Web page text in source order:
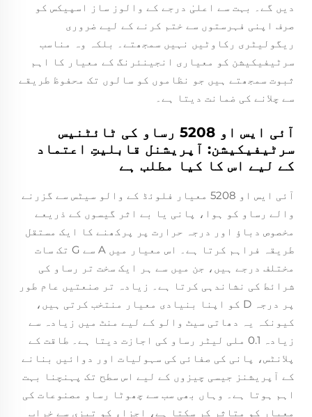
دیں گے۔ بہت سے اعلیٰ درجے کے والوز ساز اسپیکس کو
صرف اپنی فہرستوں سے ختم کرنے کے لیے ضروری
ریگولیٹری رکاوٹیں نہیں سمجھتے۔ بلکہ وہ مناسب
سرٹیفیکیشن کو معیاری انجینئرنگ کے معیار کا اہم
ثبوت سمجھتے ہیں جو نظاموں کو سالوں تک محفوظ طریقے
سے چلانے کی ضمانت دیتا ہے۔
آئی ایس او 5208 رساو کی ٹائٹنیس
سرٹیفیکیشن: آپریشنل قابلیتِ اعتماد
کے لیے اس کا کیا مطلب ہے
آئی ایس او 5208 معیار فلوئڈ کے والو سیٹس سے گزرنے
والے رساو کو ہوا، پانی یا بے اثر گیسوں کے ذریعے
مخصوص دباؤ اور درجہ حرارت پر پرکھنے کا ایک مستقل
طریقہ فراہم کرتا ہے۔ اس معیار میں A سے G تک سات
مختلف درجے ہیں، جن میں سے ہر ایک سخت تر رساو کی
شرائط کی نشاندہی کرتا ہے۔ زیادہ تر صنعتیں عام طور
پر درجہ D کو اپنا بنیادی معیار منتخب کرتی ہیں،
کیونکہ یہ دھاتی سیٹ والو کے لیے منٹ میں زیادہ سے
زیادہ 0.1 ملی لیٹر رساو کی اجازت دیتا ہے۔ طاقت کے
پلانٹس، پانی کی صفائی کی سہولیات اور دوائیں بنانے
کے آپریشنز جیسی چیزوں کے لیے اس سطح تک پہنچنا بہت
اہم ہوتا ہے۔ وہاں بھی سب سے چھوٹا رساو مصنوعات کی
معیار کو متاثر کر سکتا ہے، اجزاء کو تیزی سے خراب